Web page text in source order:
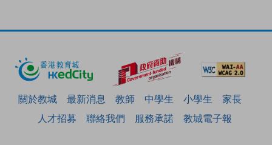
關於教城 最新消息 教師 中學生 小學生
家長
人才招募
聯絡我們 服務承諾 教城電子報